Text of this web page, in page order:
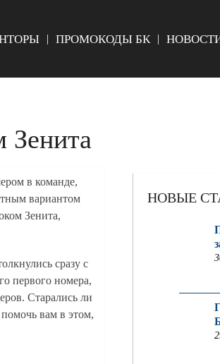
ПРОМОКОДЫ БК
Зенита
в команде,
вариантом
Зенита,
сразу с
первого номера,
Старались ли
вам в этом,
НОВЫЕ